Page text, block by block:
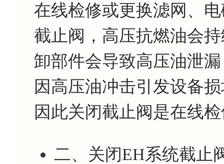
在线检修或更换滤网、
截止阀，高压抗燃油会
卸部件会导致高压油泄
因高压油冲击引发设备
因此关闭截止阀是在线
二、关闭EH系统截止